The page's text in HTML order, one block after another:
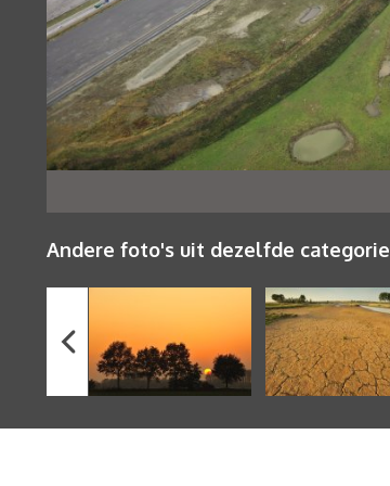
Andere foto's uit dezelfde categorie